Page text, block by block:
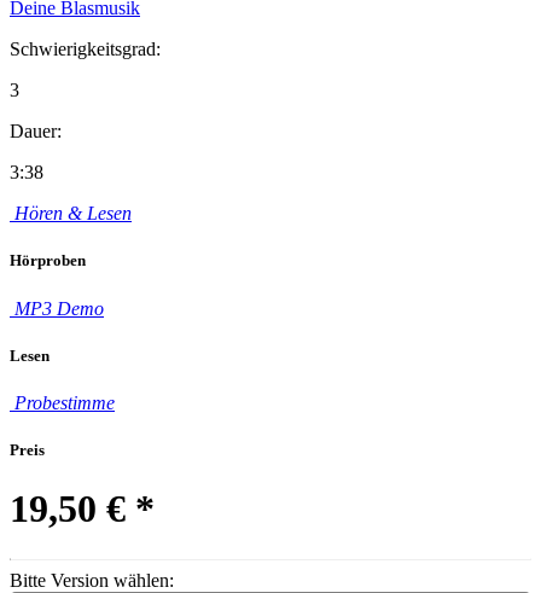
Deine Blasmusik
Schwierigkeitsgrad:
3
Dauer:
3:38
Hören & Lesen
Hörproben
MP3 Demo
Lesen
Probestimme
Preis
19,50 € *
Bitte Version wählen: